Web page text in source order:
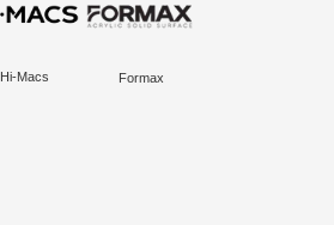
Hi-Macs Formax